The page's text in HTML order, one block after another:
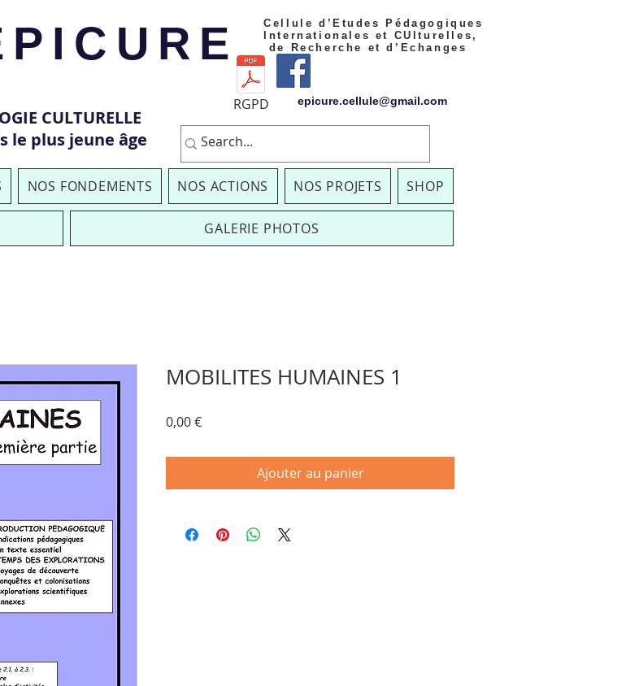
Cellule d’Etudes Pédagogiques
Internationales et CUlturelles,
de Recherche et d’Echanges
CULTURELLE
le plus jeune âge
epicure.cellule@gmail.com
RGPD
NOS FONDEMENTS NOS ACTIONS NOS PROJETS SHOP
GALERIE PHOTOS
MOBILITES HUMAINES 1
0,00 €Prix
Ajouter au panier